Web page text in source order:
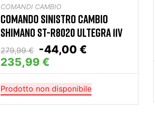
COMANDI CAMBIO
COMANDO SINISTRO CAMBIO
SHIMANO ST-R8020 ULTEGRA 11V
279,99 € -44,00 €
235,99 €
Prodotto non disponibile